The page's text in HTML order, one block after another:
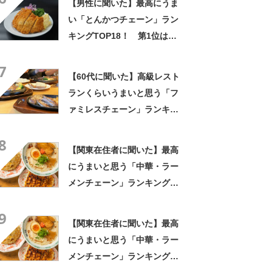
【男性に聞いた】最高にうま
い「とんかつチェーン」ラン
キングTOP18！ 第1位は
【60代に聞いた】高級レスト
ランくらいうまいと思う「フ
ァミレスチェーン」ランキン
【関東在住者に聞いた】最高
にうまいと思う「中華・ラー
メンチェーン」ランキング
【関東在住者に聞いた】最高
にうまいと思う「中華・ラー
メンチェーン」ランキング